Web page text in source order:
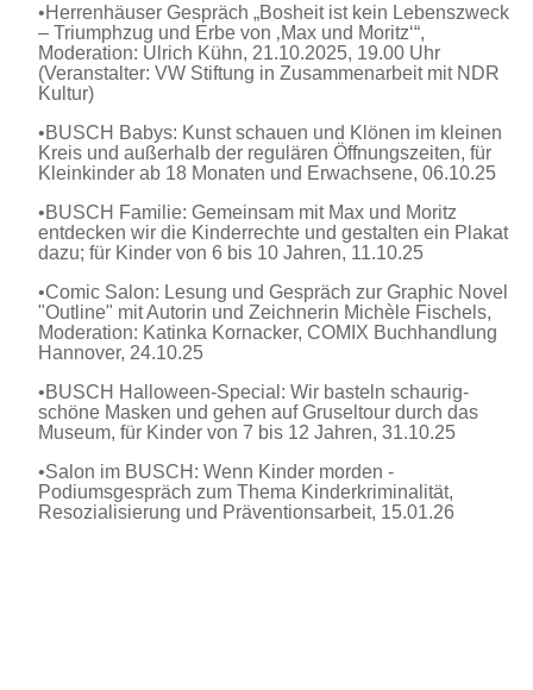
•Herrenhäuser Gespräch „Bosheit ist kein Lebenszweck
– Triumphzug und Erbe von ‚Max und Moritz‘“,
Moderation: Ulrich Kühn, 21.10.2025, 19.00 Uhr
(Veranstalter: VW Stiftung in Zusammenarbeit mit NDR
Kultur)
•BUSCH Babys: Kunst schauen und Klönen im kleinen
Kreis und außerhalb der regulären Öffnungszeiten, für
Kleinkinder ab 18 Monaten und Erwachsene, 06.10.25
•BUSCH Familie: Gemeinsam mit Max und Moritz
entdecken wir die Kinderrechte und gestalten ein Plakat
dazu; für Kinder von 6 bis 10 Jahren, 11.10.25
•Comic Salon: Lesung und Gespräch zur Graphic Novel
"Outline" mit Autorin und Zeichnerin Michèle Fischels,
Moderation: Katinka Kornacker, COMIX Buchhandlung
Hannover, 24.10.25
•BUSCH Halloween-Special: Wir basteln schaurig-
schöne Masken und gehen auf Gruseltour durch das
Museum, für Kinder von 7 bis 12 Jahren, 31.10.25
•Salon im BUSCH: Wenn Kinder morden -
Podiumsgespräch zum Thema Kinderkriminalität,
Resozialisierung und Präventionsarbeit, 15.01.26